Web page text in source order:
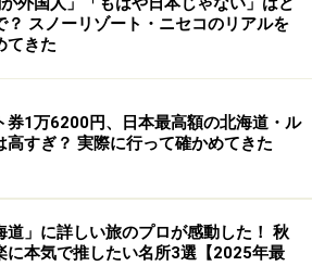
の湯＆足のふれあい太郎の湯
を2ヵ所に設置。湯船に小石を敷
コリコリ刺激する造りに。すぐ近
願かけ手湯」も。[無料]
山渓観光協会＞見どころと施設＞足
？ スノーリゾート・ニセコのリアルを
てきた
券1万6200円、日本最高額の北海道・ル
高すぎ？ 実際に行って確かめてきた
道」に詳しい旅のプロが感動した！ 秋
に本気で推したい名所3選【2025年最